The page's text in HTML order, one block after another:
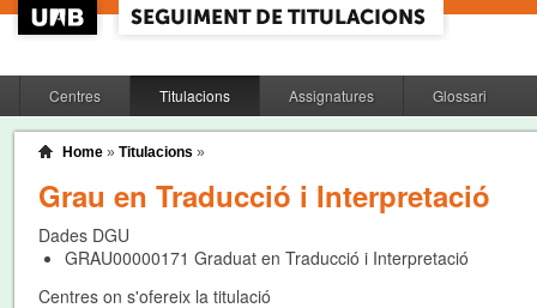
Centres Titulacions Assignatures Glossari
Home » Titulacions »
Grau en Traducció i Interpretació
Dades DGU
GRAU00000171 Graduat en Traducció i Interpretació
Centres on s'ofereix la titulació